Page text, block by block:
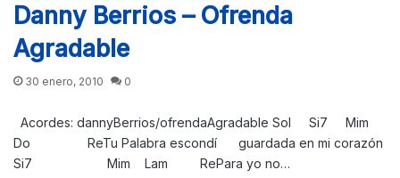
Danny Berrios – Ofrenda
Agradable
30 enero, 2010 0
Acordes: dannyBerrios/ofrendaAgradable Sol Si7 Mim
Do ReTu Palabra escondí guardada en mi corazón
Si7 Mim Lam RePara yo no…